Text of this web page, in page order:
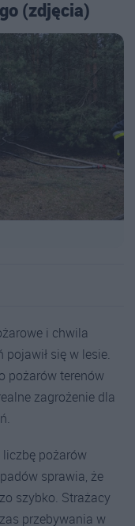
(zdjęcia)
i chwila
się w lesie.
pożarów terenów
zagrożenie dla
pożarów
sprawia, że
szybko. Strażacy
przebywania w